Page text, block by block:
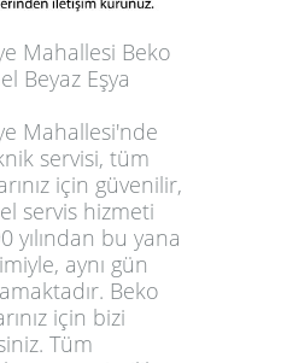
Mahallesi Beko
Beyaz Eşya
Mahallesi'nde
servisi, tüm
için güvenilir,
servis hizmeti
yılından bu yana
aynı gün
Beko
için bizi
Tüm